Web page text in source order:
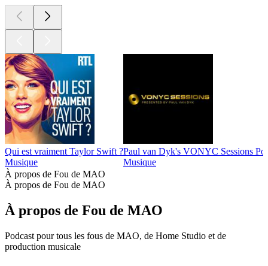
Qui est vraiment Taylor Swift ?
Musique
Paul van Dyk's VONYC Sessions
Musique
À propos de Fou de MAO
À propos de Fou de MAO
À propos de Fou de MAO
Podcast pour tous les fous de MAO, de Home Studio et de
production musicale